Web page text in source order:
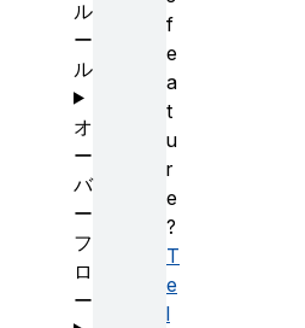
f
e
a
t
u
r
e
?
T
e
l
ル
ー
ル
オ
ー
バ
ー
フ
ロ
ー